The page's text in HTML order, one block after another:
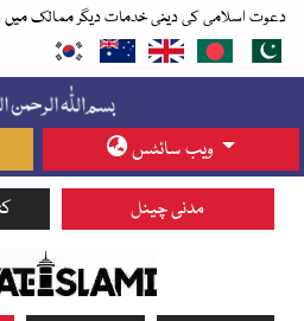
دعوت اسلامی کی دینی خدمات دیگر ممالک میں
ویب سائٹس
مدنی چینل